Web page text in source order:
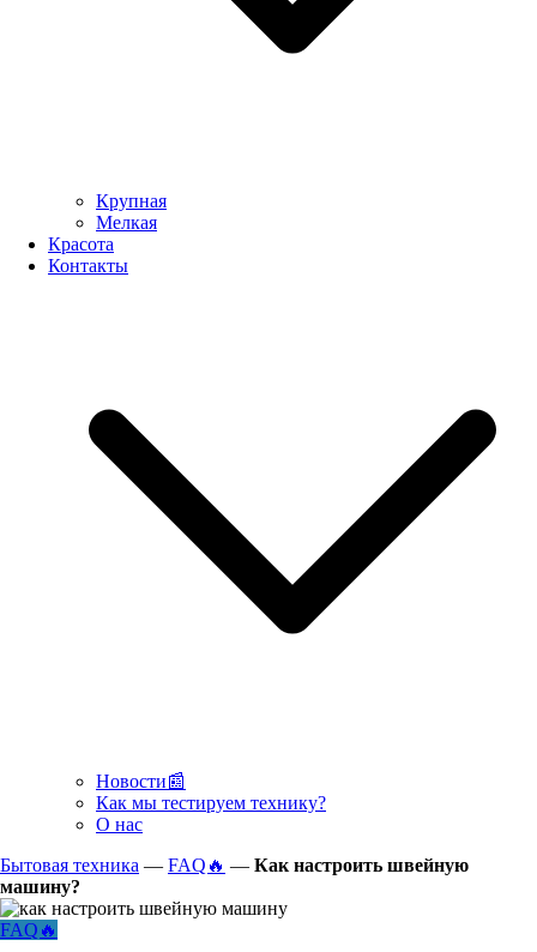
Крупная
Мелкая
Красота
Контакты
Новости📰
Как мы тестируем технику?
О нас
Бытовая техника — FAQ🔥 — Как настроить швейную
машину?
FAQ🔥